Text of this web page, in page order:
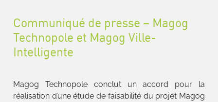
Communiqué de presse – Magog
Technopole et Magog Ville-
Intelligente
Magog Technopole conclut un accord pour la
réalisation d’une étude de faisabilité du projet Magog